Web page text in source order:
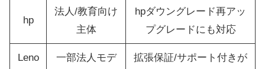
hp
法人/教育向け
主体
hpダウングレード再アッ
プグレードにも対応
Leno
一部法人モデ
拡張保証/サポート付きが